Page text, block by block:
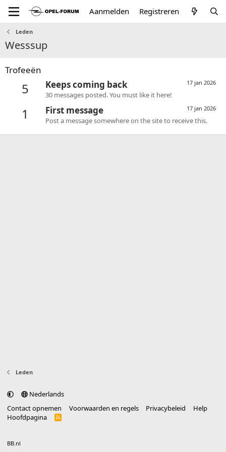
Aanmelden Registreren
Leden
Wesssup
Trofeeën
5 17 jan 2026
Keeps coming back
30 messages posted. You must like it here!
1 17 jan 2026
First message
Post a message somewhere on the site to receive this.
Leden
Nederlands
Contact opnemen
Voorwaarden en regels Privacybeleid
Help
Hoofdpagina
R
BB.nl